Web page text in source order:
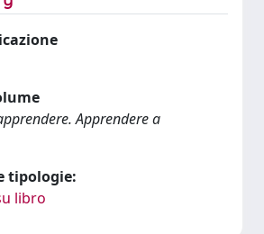
Apprendere a
tipologie:
libro